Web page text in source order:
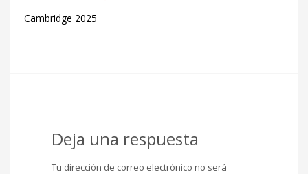
Cambridge 2025
Deja una respuesta
Tu dirección de correo electrónico no será